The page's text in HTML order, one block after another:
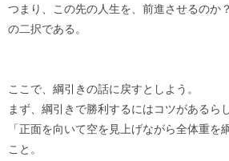
つまり、この先の人生を、前進させるの
の二択である。
ここで、綱引きの話に戻すとしよう。
まず、綱引きで勝利するにはコツがあるら
「正面を向いて空を見上げながら全体重を
こと。